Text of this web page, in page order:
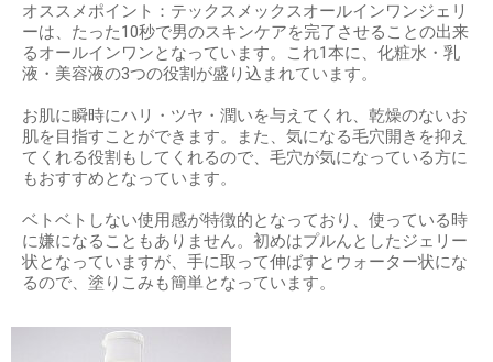
オススメポイント：テックスメックスオールインワンジェリ
ーは、たった10秒で男のスキンケアを完了させることの出来
るオールインワンとなっています。これ1本に、化粧水・乳
液・美容液の3つの役割が盛り込まれています。
お肌に瞬時にハリ・ツヤ・潤いを与えてくれ、乾燥のないお
肌を目指すことができます。また、気になる毛穴開きを抑え
てくれる役割もしてくれるので、毛穴が気になっている方に
もおすすめとなっています。
ベトベトしない使用感が特徴的となっており、使っている時
に嫌になることもありません。初めはプルんとしたジェリー
状となっていますが、手に取って伸ばすとウォーター状にな
るので、塗りこみも簡単となっています。